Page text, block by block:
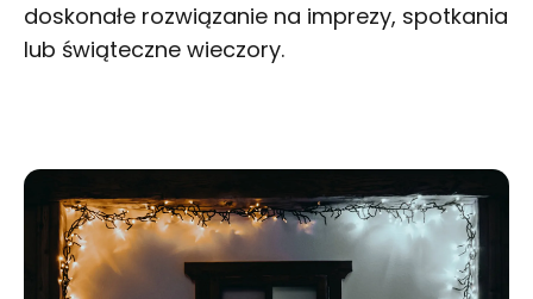
doskonałe rozwiązanie na imprezy, spotkania
lub świąteczne wieczory.